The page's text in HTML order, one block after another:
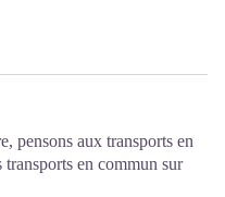
pensons aux transports en
en commun sur